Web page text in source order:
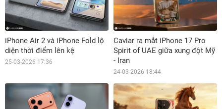
iPhone Air 2 và iPhone Fold lộ
diện thời điểm lên kệ
25-03-2026 17:36
Caviar ra mắt iPhone 17 Pro
Spirit of UAE giữa xung đột Mỹ
- Iran
24-03-2026 18:44